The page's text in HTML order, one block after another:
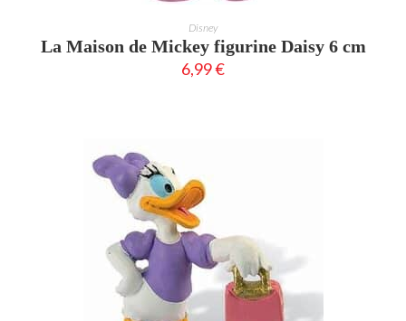
AJOUTER AU PANIER
Disney
La Maison de Mickey figurine Daisy 6 cm
6,99€